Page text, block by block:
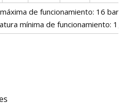
de funcionamiento: 16
mínima de funcionamiento: